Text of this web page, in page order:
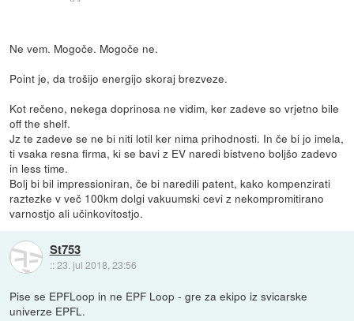
Ne vem. Mogoče. Mogoče ne.
Point je, da trošijo energijo skoraj brezveze.
Kot rečeno, nekega doprinosa ne vidim, ker zadeve so vrjetno bile
off the shelf.
Jz te zadeve se ne bi niti lotil ker nima prihodnosti. In če bi jo imela,
ti vsaka resna firma, ki se bavi z EV naredi bistveno boljšo zadevo
in less time.
Bolj bi bil impressioniran, če bi naredili patent, kako kompenzirati
raztezke v več 100km dolgi vakuumski cevi z nekompromitirano
varnostjo ali učinkovitostjo.
St753
::23. jul 2018, 23:56
Pise se EPFLoop in ne EPF Loop - gre za ekipo iz svicarske
univerze EPFL.